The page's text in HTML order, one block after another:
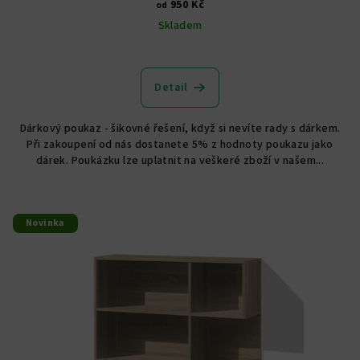
od 950 Kč
Skladem
Detail
Dárkový poukaz - šikovné řešení, když si nevíte rady s dárkem.
Při zakoupení od nás dostanete 5% z hodnoty poukazu jako
dárek. Poukázku lze uplatnit na veškeré zboží v našem...
Novinka